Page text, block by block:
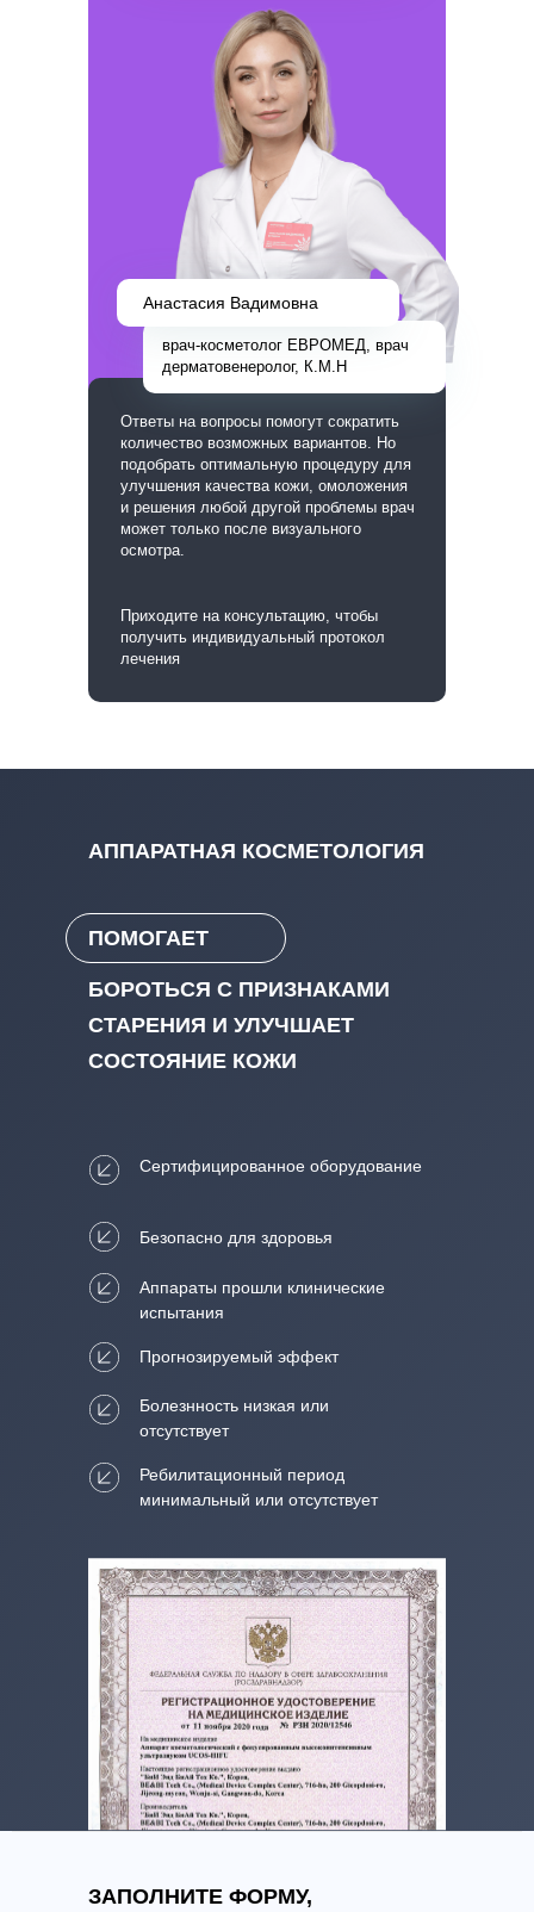
Ответы на вопросы помогут сократить
количество возможных вариантов. Но
подобрать оптимальную процедуру для
улучшения качества кожи, омоложения
и решения любой другой проблемы врач
может только после визуального
осмотра.
Приходите на консультацию, чтобы
получить индивидуальный протокол
лечения
Анастасия Вадимовна
врач-косметолог ЕВРОМЕД, врач
дерматовенеролог, К.М.Н
Сертифицированное оборудование
Безопасно для здоровья
Аппараты прошли клинические
испытания
Прогнозируемый эффект
Болезнность низкая или
отсутствует
Ребилитационный период
минимальный или отсутствует
ПОМОГАЕТ
БОРОТЬСЯ С ПРИЗНАКАМИ
СТАРЕНИЯ И УЛУЧШАЕТ
СОСТОЯНИЕ КОЖИ
АППАРАТНАЯ КОСМЕТОЛОГИЯ
ЗАПОЛНИТЕ ФОРМУ,